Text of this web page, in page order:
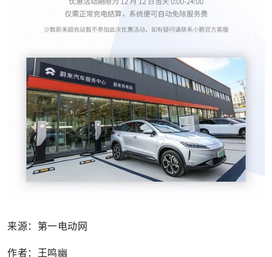
来源：第一电动网
作者：王鸣幽